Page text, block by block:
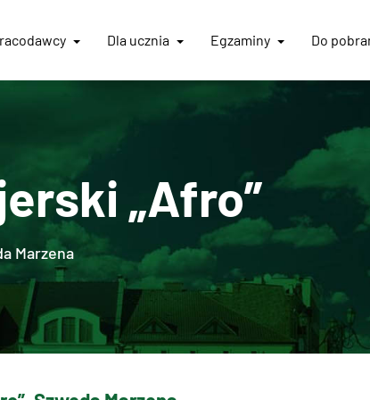
Dla ucznia Egzaminy Do
„Afro”
Marzena